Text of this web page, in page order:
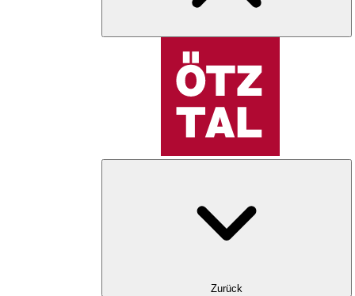
Zurück